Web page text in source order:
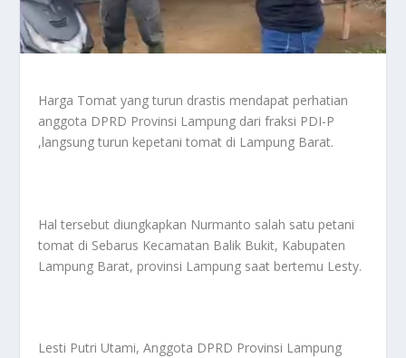
Harga Tomat yang turun drastis mendapat perhatian
anggota DPRD Provinsi Lampung dari fraksi PDI-P
,langsung turun kepetani tomat di Lampung Barat.
Hal tersebut diungkapkan Nurmanto salah satu petani
tomat di Sebarus Kecamatan Balik Bukit, Kabupaten
Lampung Barat, provinsi Lampung saat bertemu Lesty.
Lesti Putri Utami, Anggota DPRD Provinsi Lampung